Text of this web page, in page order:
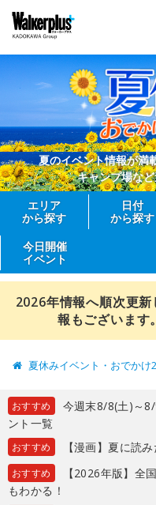
夏のイベント情報が満
キャンプ場な
エリア
から探す
日付
から探す
今日開催
イベント
2026年情報へ順次更
報もございます
夏休みイベント・おでかけ
おすすめ
今週末8/8(土)～
ント一覧
おすすめ 【漫画】夏に読
おすすめ
【2026年版】全
もわかる！